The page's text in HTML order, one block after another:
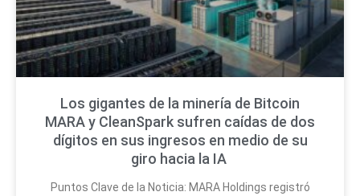
Los gigantes de la minería de Bitcoin
MARA y CleanSpark sufren caídas de dos
dígitos en sus ingresos en medio de su
giro hacia la IA
Puntos Clave de la Noticia: MARA Holdings registró